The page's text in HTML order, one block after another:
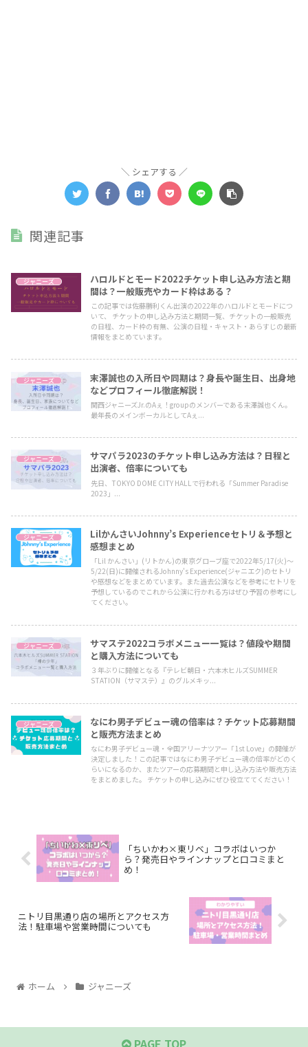
シェアする
関連記事
ジャニーズ
ハロルドとモード2022チケット申し込み方法と期
間は？一般販売やカード枠はある？
この記事では佐藤勝利くん出演の2022年のハロルドとモードにつ
いて、 チケットの申し込み方法と期間一覧、チケットの一般販売
の日程、カード枠の有無、公演の日程・キャスト・あらすじの最新
情報をまとめています。
ジャニーズ
末澤誠也の入所日や同期は？身長や誕生日、出身地
などプロフィール徹底解説！
関西ジャニーズJr.のAぇ！groupのメンバーである末澤誠也くん。
最年長のメインボーカルとしてAぇ...
ジャニーズ
サマパラ2023のチケット申し込み方法は？日程と
出演者、倍率についても
先日、TOKYO DOME CITY HALLで行われる「Summer Paradise
2023」...
ジャニーズ
LilかんさいJohnny’s Experienceセトリ＆予想と
感想まとめ
「Lil かんさい」(リトかん)の東京グローブ座で2022年5/17(火)～
5/22(日)に開催されるJohnny's Experience(ジャニエク)のセトリ
や感想などをまとめています。また過去公演などを参考にセトリを
予想しているのでこれから公演に行かれる方はぜひ予習の参考にし
てください。
ジャニーズ
サマステ2022コラボメニュー一覧は？値段や期間
と購入方法についても
３年ぶりに開催となる『テレビ朝日・六本木ヒルズSUMMER
STATION（サマステ）』のグルメキッ...
ジャニーズ
なにわ男子デビュー魂の倍率は？チケット応募期間
と販売方法まとめ
なにわ男子デビュー魂・全国アリーナツアー「1st Love」の開催が
決定しました！この記事ではなにわ男子デビュー魂の倍率がどのく
らいになるのか、またツアーの応募期間と申し込み方法や販売方法
をまとめました。 チケットの申し込みにぜひ役立ててください！
「ちいかわ×東リベ」コラボはいつか
ら？発売日やラインナップと口コミまと
め！
ニトリ目黒通り店の場所とアクセス方
法！駐車場や営業時間についても
ホーム ジャニーズ
PAGE TOP